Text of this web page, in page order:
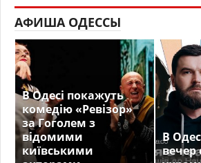
АФИША ОДЕССЫ
В Одесі покажуть
комедію «Ревізор»
за Гоголем з
відомими
київськими
В
вечер